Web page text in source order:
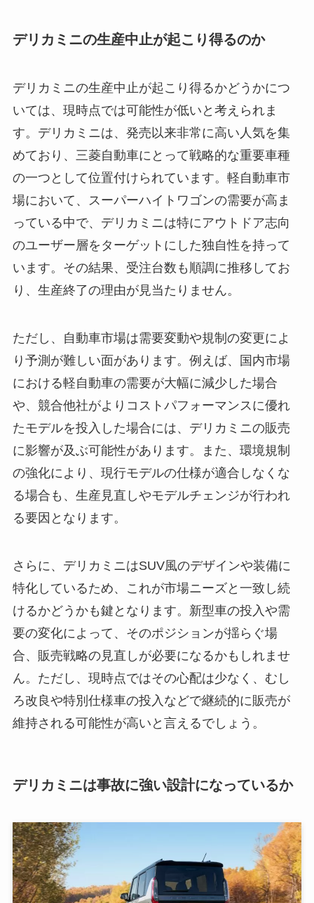
デリカミニの生産中止が起こり得るのか
デリカミニの生産中止が起こり得るかどうかにつ
いては、現時点では可能性が低いと考えられま
す。デリカミニは、発売以来非常に高い人気を集
めており、三菱自動車にとって戦略的な重要車種
の一つとして位置付けられています。軽自動車市
場において、スーパーハイトワゴンの需要が高ま
っている中で、デリカミニは特にアウトドア志向
のユーザー層をターゲットにした独自性を持って
います。その結果、受注台数も順調に推移してお
り、生産終了の理由が見当たりません。
ただし、自動車市場は需要変動や規制の変更によ
り予測が難しい面があります。例えば、国内市場
における軽自動車の需要が大幅に減少した場合
や、競合他社がよりコストパフォーマンスに優れ
たモデルを投入した場合には、デリカミニの販売
に影響が及ぶ可能性があります。また、環境規制
の強化により、現行モデルの仕様が適合しなくな
る場合も、生産見直しやモデルチェンジが行われ
る要因となります。
さらに、デリカミニはSUV風のデザインや装備に
特化しているため、これが市場ニーズと一致し続
けるかどうかも鍵となります。新型車の投入や需
要の変化によって、そのポジションが揺らぐ場
合、販売戦略の見直しが必要になるかもしれませ
ん。ただし、現時点ではその心配は少なく、むし
ろ改良や特別仕様車の投入などで継続的に販売が
維持される可能性が高いと言えるでしょう。
デリカミニは事故に強い設計になっているか